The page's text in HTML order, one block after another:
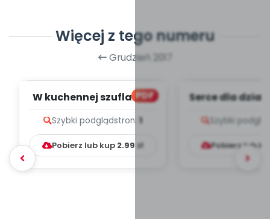
Więcej z tego numeru
Grudzień 2017
PDF
W kuchennej szufladzie
Szybki podglądstron: 1
Pobierz lub kup 2.99 zł
Serce dla
Szybki
Pobierz lub